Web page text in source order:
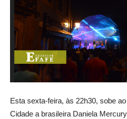
Esta sexta-feira, às 22h30, sobe
Cidade a brasileira Daniela